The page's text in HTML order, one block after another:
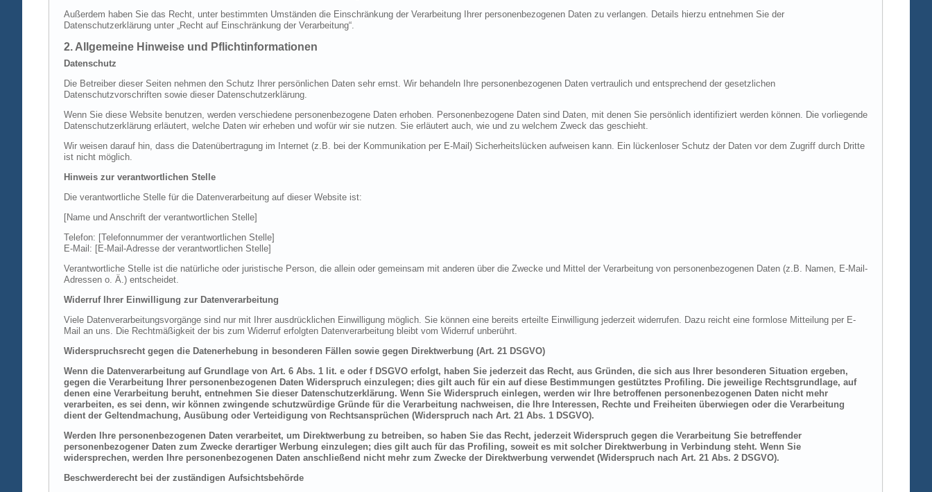
Außerdem haben Sie das Recht, unter bestimmten Umständen die Einschränkung der Verarbeitung Ihrer personenbezogenen Daten zu verlangen. Details hierzu entnehmen Sie der
Datenschutzerklärung unter „Recht auf Einschränkung der Verarbeitung“.
2. Allgemeine Hinweise und Pflichtinformationen
Datenschutz
Die Betreiber dieser Seiten nehmen den Schutz Ihrer persönlichen Daten sehr ernst. Wir behandeln Ihre personenbezogenen Daten vertraulich und entsprechend der gesetzlichen
Datenschutzvorschriften sowie dieser Datenschutzerklärung.
Wenn Sie diese Website benutzen, werden verschiedene personenbezogene Daten erhoben. Personenbezogene Daten sind Daten, mit denen Sie persönlich identifiziert werden können. Die vorliegende
Datenschutzerklärung erläutert, welche Daten wir erheben und wofür wir sie nutzen. Sie erläutert auch, wie und zu welchem Zweck das geschieht.
Wir weisen darauf hin, dass die Datenübertragung im Internet (z.B. bei der Kommunikation per E-Mail) Sicherheitslücken aufweisen kann. Ein lückenloser Schutz der Daten vor dem Zugriff durch Dritte
ist nicht möglich.
Hinweis zur verantwortlichen Stelle
Die verantwortliche Stelle für die Datenverarbeitung auf dieser Website ist:
[Name und Anschrift der verantwortlichen Stelle]
Telefon: [Telefonnummer der verantwortlichen Stelle]
E-Mail: [E-Mail-Adresse der verantwortlichen Stelle]
Verantwortliche Stelle ist die natürliche oder juristische Person, die allein oder gemeinsam mit anderen über die Zwecke und Mittel der Verarbeitung von personenbezogenen Daten (z.B. Namen, E-Mail-
Adressen o. Ä.) entscheidet.
Widerruf Ihrer Einwilligung zur Datenverarbeitung
Viele Datenverarbeitungsvorgänge sind nur mit Ihrer ausdrücklichen Einwilligung möglich. Sie können eine bereits erteilte Einwilligung jederzeit widerrufen. Dazu reicht eine formlose Mitteilung per E-
Mail an uns. Die Rechtmäßigkeit der bis zum Widerruf erfolgten Datenverarbeitung bleibt vom Widerruf unberührt.
Widerspruchsrecht gegen die Datenerhebung in besonderen Fällen sowie gegen Direktwerbung (Art. 21 DSGVO)
Wenn die Datenverarbeitung auf Grundlage von Art. 6 Abs. 1 lit. e oder f DSGVO erfolgt, haben Sie jederzeit das Recht, aus Gründen, die sich aus Ihrer besonderen Situation ergeben,
gegen die Verarbeitung Ihrer personenbezogenen Daten Widerspruch einzulegen; dies gilt auch für ein auf diese Bestimmungen gestütztes Profiling. Die jeweilige Rechtsgrundlage, auf
denen eine Verarbeitung beruht, entnehmen Sie dieser Datenschutzerklärung. Wenn Sie Widerspruch einlegen, werden wir Ihre betroffenen personenbezogenen Daten nicht mehr
verarbeiten, es sei denn, wir können zwingende schutzwürdige Gründe für die Verarbeitung nachweisen, die Ihre Interessen, Rechte und Freiheiten überwiegen oder die Verarbeitung
dient der Geltendmachung, Ausübung oder Verteidigung von Rechtsansprüchen (Widerspruch nach Art. 21 Abs. 1 DSGVO).
Werden Ihre personenbezogenen Daten verarbeitet, um Direktwerbung zu betreiben, so haben Sie das Recht, jederzeit Widerspruch gegen die Verarbeitung Sie betreffender
personenbezogener Daten zum Zwecke derartiger Werbung einzulegen; dies gilt auch für das Profiling, soweit es mit solcher Direktwerbung in Verbindung steht. Wenn Sie
widersprechen, werden Ihre personenbezogenen Daten anschließend nicht mehr zum Zwecke der Direktwerbung verwendet (Widerspruch nach Art. 21 Abs. 2 DSGVO).
Beschwerderecht bei der zuständigen Aufsichtsbehörde